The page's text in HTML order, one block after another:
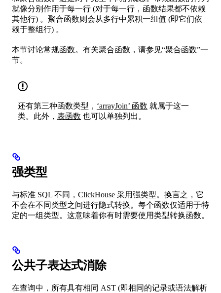
就像分别作用于每一行 (对于每一行，函数结果都不依赖
其他行) 。聚合函数则会从多行中累积一组值 (即它们依
赖于整组行) 。
本节讨论常规函数。有关聚合函数，请参见“聚合函数”一
节。
还有第三种函数类型， ‘arrayJoin’ 函数 就属于这一
类。此外， 表函数 也可以单独列出。
强类型
与标准 SQL 不同，ClickHouse 采用强类型。换言之，它
不会在不同类型之间进行隐式转换。每个函数仅适用于特
定的一组类型。这意味着你有时需要使用类型转换函数。
公共子表达式消除
在查询中，所有具有相同 AST (即相同的记录或语法解析